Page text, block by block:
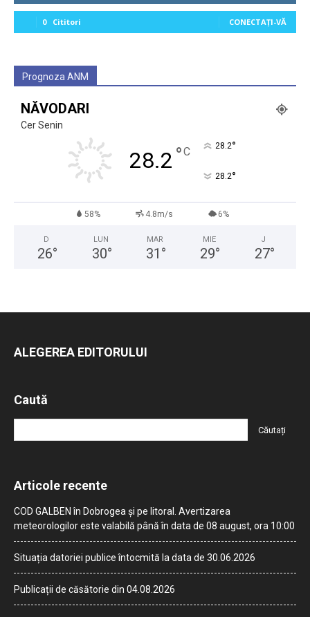
0 Cititori CONECTAȚI-VĂ
Prognoza ANM
NĂVODARI
Cer Senin
28.2 °C 28.2°
28.2°
58% 4.8m/s 6%
D
26°
LUN
30°
MAR
31 °
MIE
29°
J
27°
ALEGEREA EDITORULUI
Caută
Articole recente
COD GALBEN în Dobrogea și pe litoral. Avertizarea
meteorologilor este valabilă până în data de 08 august, ora 10:00
Situația datoriei publice întocmită la data de 30.06.2026
Publicații de căsătorie din 04.08.2026